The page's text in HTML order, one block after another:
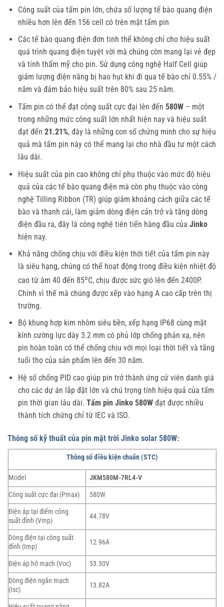
Công suất của tấm pin lớn, chứa số lượng tế bào quang điện
nhiều hơn lên đến 156 cell có trên mặt tấm pin
Các tế bào quang điện đơn tinh thể không chỉ cho hiệu suất
quá trình quang điện tuyệt vời mà chúng còn mang lại vẻ đẹp
và tính thẩm mỹ cho pin. Sử dụng công nghệ Half Cell giúp
giảm lượng điện năng bị hao hụt khi đi qua tế bào chỉ 0.55% /
năm và đảm bảo hiệu suất trên 80% sau 25 năm.
Tấm pin có thể đạt công suất cực đại lên đến 580W– một
trong những mức công suất lớn nhất hiện nay và hiệu suất
đạt đến 21.21%, đây là những con số chứng minh cho sự hiệu
quả mà tấm pin này có thể mang lại cho nhà đầu tư một cách
lâu dài.
Hiệu suất của pin cao không chỉ phụ thuộc vào mức độ hiệu
quả của các tế bào quang điện mà còn phụ thuộc vào công
nghệ Tilling Ribbon (TR) giúp giảm khoảng cách giữa các tế
bào và thanh cái, làm giảm dòng điện cản trở và tăng dòng
điện đầu ra, đây là công nghệ tiên tiến hàng đầu của Jinko
hiện nay.
Khả năng chống chịu với điều kiện thời tiết của tấm pin này
là siêu hạng, chúng có thể hoạt động trong điều kiện nhiệt độ
cao từ âm 40 đến 85oC, chịu được sức gió lên đến 2400P.
Chính vì thế mà chúng được xếp vào hạng A cao cấp trên thị
trường.
Bộ khung hợp kim nhôm siêu bền, xếp hạng IP68 cùng mặt
kính cường lực dày 3.2 mm có phủ lớp chống phản xạ, nên
pin hoàn toàn có thể chống chịu với mọi loại thời tiết và tăng
tuổi thọ của sản phẩm lên đến 30 năm.
Hệ số chống PID cao giúp pin trở thành ứng cử viên danh giá
cho các dự án lắp đặt lớn và chú trọng tính hiệu quả của tấm
pin thời gian lâu dài. Tấm pin Jinko 580Wđạt được nhiều
thành tích chứng chỉ từ IEC và ISO.
Thông số kỹ thuất của pin mặt trời Jinko solar 580W:
Thông số điều kiện chuẩn (STC)
Model
JKM580M-7RL4-V
Công suất cực đại (Pmax)
580W
Điện áp tại điểm công
suất đỉnh (Vmp)
44.78V
Dòng điện tại công suất
đỉnh (Imp)
12.96A
Điện áp hở mạch (Voc)
53.30V
Dòng điện ngắn mạch
(Isc)
13.82A